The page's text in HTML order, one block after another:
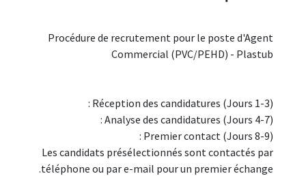
Procédure de recrutement pour le poste d'Agent
Commercial (PVC/PEHD) - Plastub
Réception des candidatures (Jours 1-3) :
Analyse des candidatures (Jours 4-7) :
Premier contact (Jours 8-9) :
Les candidats présélectionnés sont contactés par
téléphone ou par e-mail pour un premier échange.